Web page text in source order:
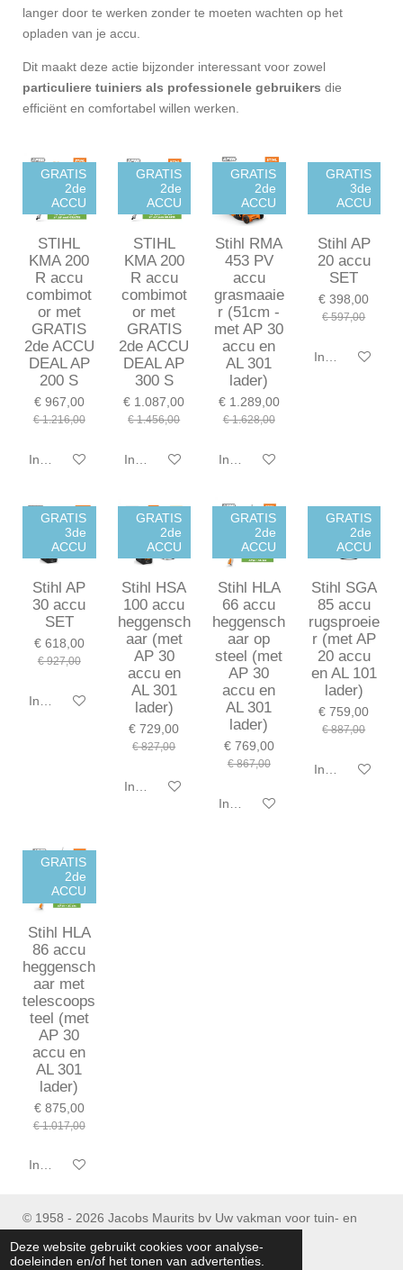
Deze website gebruikt cookies voor analyse-
doeleinden en/of het tonen van advertenties.
langer door te werken zonder te moeten wachten op het
opladen van je accu.
Dit maakt deze actie bijzonder interessant voor zowel
particuliere tuiniers als professionele gebruikers die
efficiënt en comfortabel willen werken.
GRATIS
2de
ACCU
STIHL
KMA 200
R accu
combimot
or met
GRATIS
2de ACCU
DEAL AP
200 S
€ 967,00
€ 1.216,00
In winkelwagen
GRATIS
2de
ACCU
STIHL
KMA 200
R accu
combimot
or met
GRATIS
2de ACCU
DEAL AP
300 S
€ 1.087,00
€ 1.456,00
In winkelwagen
GRATIS
2de
ACCU
Stihl RMA
453 PV
accu
grasmaaie
r (51cm -
met AP 30
accu en
AL 301
lader)
€ 1.289,00
€ 1.628,00
In winkelwagen
GRATIS
3de
ACCU
Stihl AP
20 accu
SET
€ 398,00
€ 597,00
In winkelwagen
GRATIS
3de
ACCU
Stihl AP
30 accu
SET
€ 618,00
€ 927,00
In winkelwagen
GRATIS
2de
ACCU
Stihl HSA
100 accu
heggensch
aar (met
AP 30
accu en
AL 301
lader)
€ 729,00
€ 827,00
In winkelwagen
GRATIS
2de
ACCU
Stihl HLA
66 accu
heggensch
aar op
steel (met
AP 30
accu en
AL 301
lader)
€ 769,00
€ 867,00
In winkelwagen
GRATIS
2de
ACCU
Stihl SGA
85 accu
rugsproeie
r (met AP
20 accu
en AL 101
lader)
€ 759,00
€ 887,00
In winkelwagen
GRATIS
2de
ACCU
Stihl HLA
86 accu
heggensch
aar met
telescoops
teel (met
AP 30
accu en
AL 301
lader)
€ 875,00
€ 1.017,00
In winkelwagen
© 1958 - 2026 Jacobs Maurits bv Uw vakman voor tuin- en
parkmachines
Tel : (+32) 053/ 77 90 06